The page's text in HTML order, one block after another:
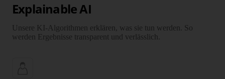
Explainable AI
Unsere KI-Algorithmen erklären, was sie tun werden. So
werden Ergebnisse transparent und verlässlich.
Ist Ihr Unternehmen
bereit für KI?